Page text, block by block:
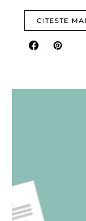
CITESTE